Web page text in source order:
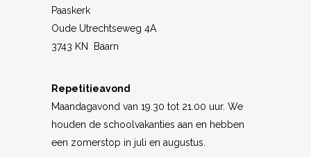
Paaskerk
Oude Utrechtseweg 4A
3743 KN Baarn
Repetitieavond
Maandagavond van 19.30 tot 21.00 uur. We
houden de schoolvakanties aan en hebben
een zomerstop in juli en augustus.